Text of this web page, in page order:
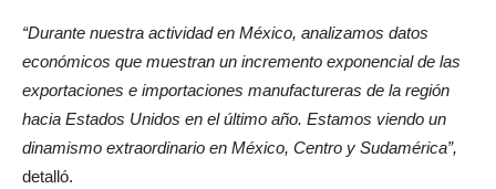
“Durante nuestra actividad en México, analizamos datos
económicos que muestran un incremento exponencial de las
exportaciones e importaciones manufactureras de la región
hacia Estados Unidos en el último año. Estamos viendo un
dinamismo extraordinario en México, Centro y Sudamérica”,
detalló.